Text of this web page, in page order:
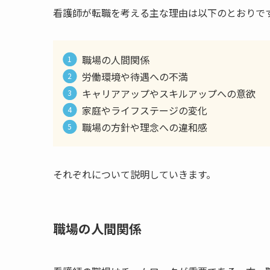
看護師が転職を考える主な理由は以下のとおりで
職場の人間関係
労働環境や待遇への不満
キャリアアップやスキルアップへの意欲
家庭やライフステージの変化
職場の方針や理念への違和感
それぞれについて説明していきます。
職場の人間関係